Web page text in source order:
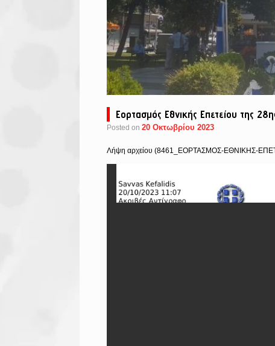
Εορτασμός Εθνικής Επετείου της
Posted on 20 Οκτωβρίου 2023
Λήψη αρχείου (8461_ΕΟΡΤΑΣΜΟΣ-ΕΘΝΙΚΗΣ-